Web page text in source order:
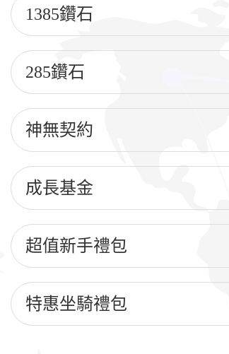
1385鑽石
285鑽石
神無契約
成長基金
超值新手禮包
特惠坐騎禮包